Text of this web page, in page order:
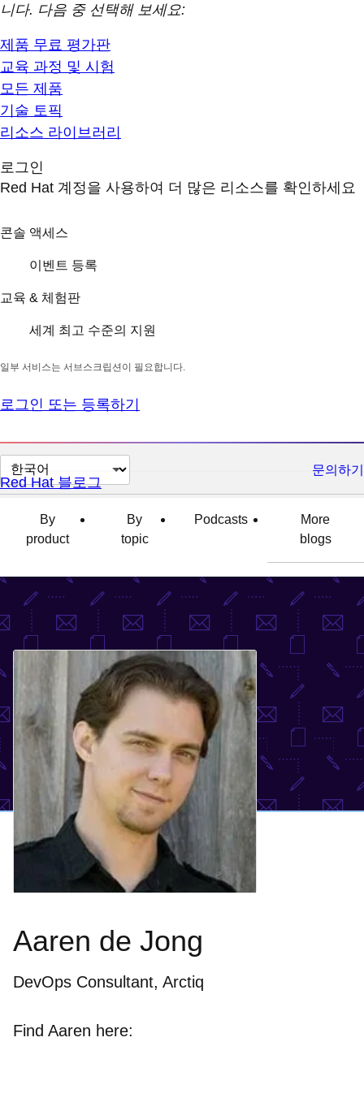
니다. 다음 중 선택해 보세요:
제품 무료 평가판
교육 과정 및 시험
모든 제품
기술 토픽
리소스 라이브러리
로그인
Red Hat 계정을 사용하여 더 많은 리소스를 확인하세요
콘솔 액세스
이벤트 등록
교육 & 체험판
세계 최고 수준의 지원
일부 서비스는 서브스크립션이 필요합니다.
로그인 또는 등록하기
페
이
변
문의하기
Red Hat 블로그
By
product
By
topic
Podcasts
More
blogs
Aaren de Jong
DevOps Consultant, Arctiq
Find Aaren here: